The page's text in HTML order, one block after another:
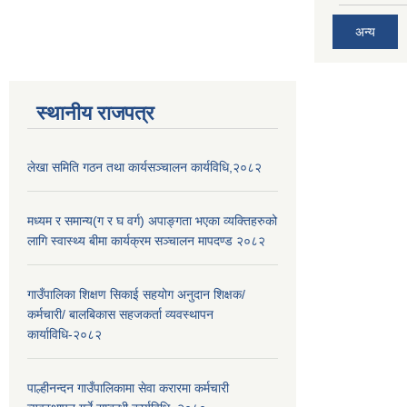
अन्य
स्थानीय राजपत्र
लेखा समिति गठन तथा कार्यसञ्चालन कार्यविधि,२०८२
मध्यम र समान्य(ग र घ वर्ग) अपाङ्गता भएका व्यक्तिहरुको
लागि स्वास्थ्य बीमा कार्यक्रम सञ्चालन मापदण्ड २०८२
गाउँपालिका शिक्षण सिकाई सहयोग अनुदान शिक्षक/
कर्मचारी/ बालबिकास सहजकर्ता व्यवस्थापन
कार्याविधि-२०८२
पाल्हीनन्दन गाउँपालिकामा सेवा करारमा कर्मचारी